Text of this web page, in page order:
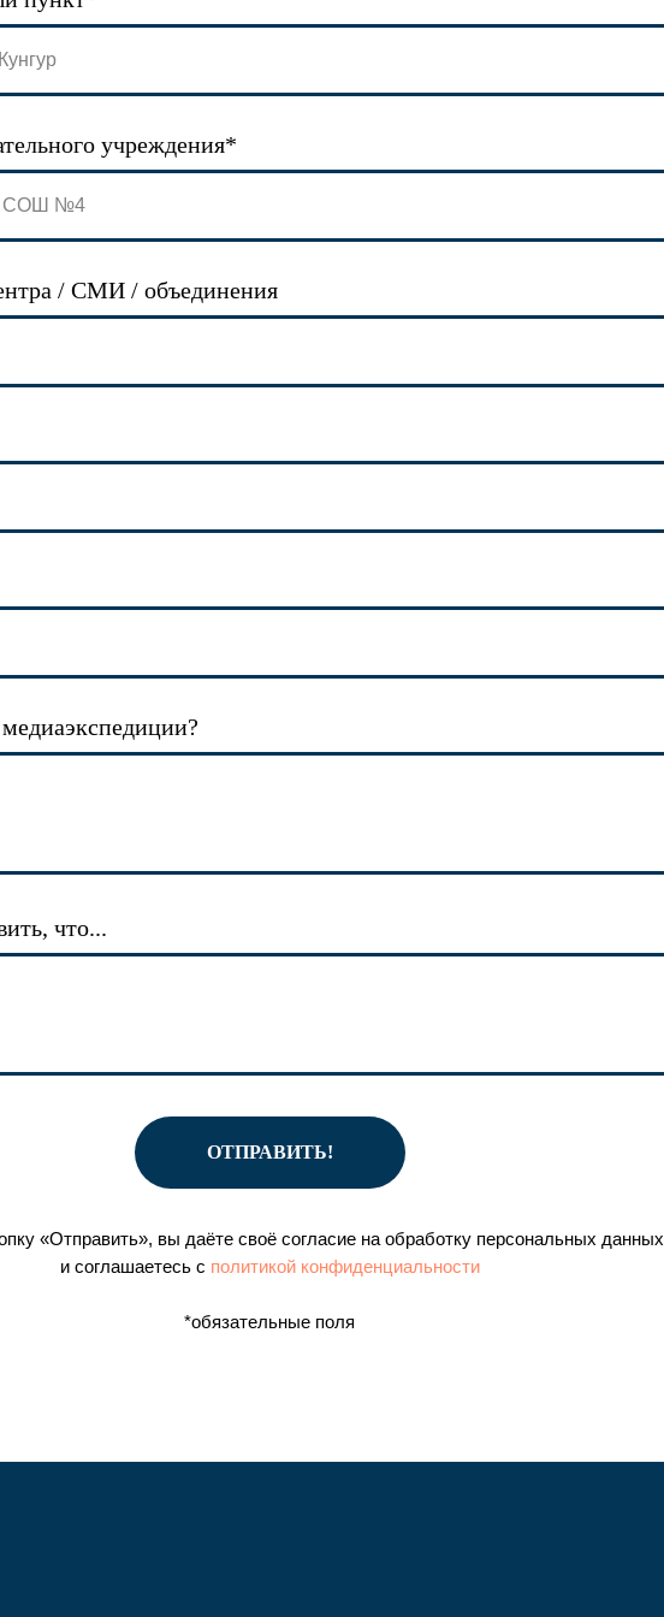
учреждения*
/ СМИ / объединения
что...
ОТПРАВИТЬ!
«Отправить», вы даёте своё согласие на обработку персональных данных
и соглашаетесь c политикой конфиденциальности
*обязательные поля